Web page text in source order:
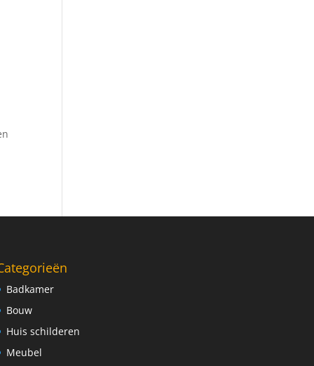
Badkamer
Bouw
Huis schilderen
Meubel